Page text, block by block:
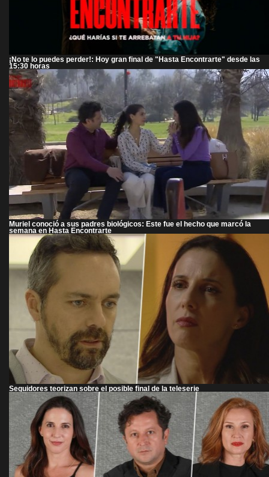
¡No te lo puedes perder!: Hoy gran final de "Hasta Encontrarte" desde las
15:30 horas
Muriel conoció a sus padres biológicos: Este fue el hecho que marcó la
semana en Hasta Encontrarte
Seguidores teorizan sobre el posible final de la teleserie